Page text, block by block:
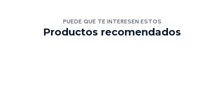
PUEDE QUE TE INTERESEN ESTOS
Productos recomendados